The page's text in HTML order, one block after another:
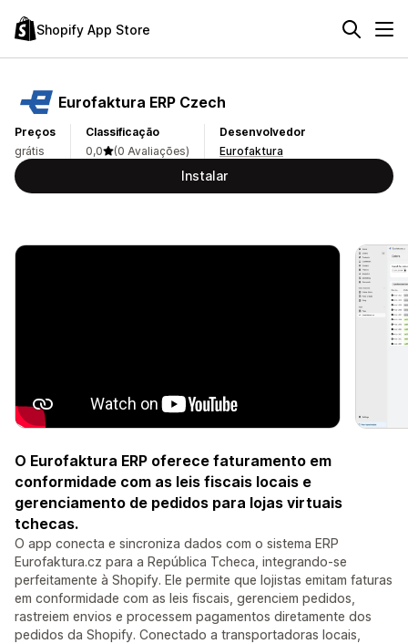
Shopify App Store
Eurofaktura ERP Czech
Preços
grátis
Classificação
0,0
(0 Avaliações)
Desenvolvedor
Eurofaktura
Instalar
O Eurofaktura ERP oferece faturamento em
conformidade com as leis fiscais locais e
gerenciamento de pedidos para lojas virtuais
tchecas.
O app conecta e sincroniza dados com o sistema ERP
Eurofaktura.cz para a República Tcheca, integrando-se
perfeitamente à Shopify. Ele permite que lojistas emitam faturas
em conformidade com as leis fiscais, gerenciem pedidos,
rastreiem envios e processem pagamentos diretamente dos
pedidos da Shopify. Conectado a transportadoras locais,